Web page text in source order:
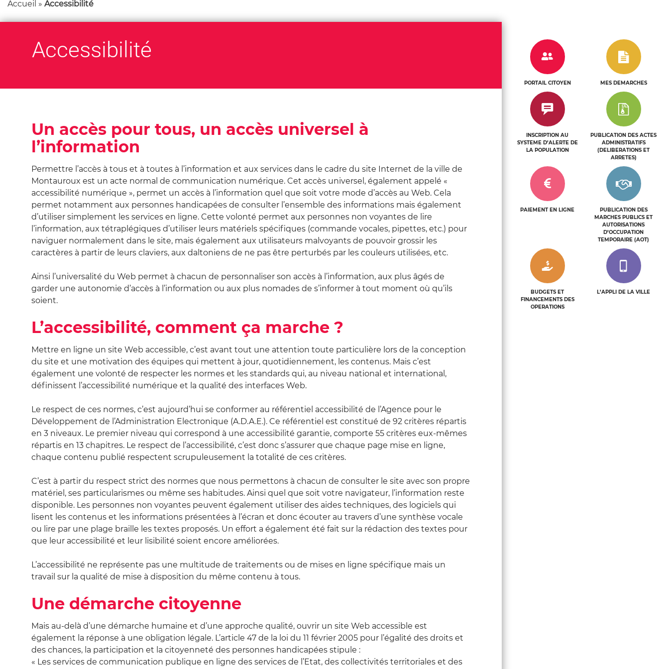
r
Accueil » Accessibilité
Accessibilité
Un accès pour tous, un accès universel à
l’information
Permettre l’accès à tous et à toutes à l’information et aux services dans le cadre du site Internet de la ville de
Montauroux est un acte normal de communication numérique. Cet accès universel, également appelé «
accessibilité numérique », permet un accès à l’information quel que soit votre mode d’accès au Web. Cela
permet notamment aux personnes handicapées de consulter l’ensemble des informations mais également
d’utiliser simplement les services en ligne. Cette volonté permet aux personnes non voyantes de lire
l’information, aux tétraplégiques d’utiliser leurs matériels spécifiques (commande vocales, pipettes, etc.) pour
naviguer normalement dans le site, mais également aux utilisateurs malvoyants de pouvoir grossir les
caractères à partir de leurs claviers, aux daltoniens de ne pas être perturbés par les couleurs utilisées, etc.
Ainsi l’universalité du Web permet à chacun de personnaliser son accès à l’information, aux plus âgés de
garder une autonomie d’accès à l’information ou aux plus nomades de s’informer à tout moment où qu’ils
soient.
L’accessibilité, comment ça marche ?
Mettre en ligne un site Web accessible, c’est avant tout une attention toute particulière lors de la conception
du site et une motivation des équipes qui mettent à jour, quotidiennement, les contenus. Mais c’est
également une volonté de respecter les normes et les standards qui, au niveau national et international,
définissent l’accessibilité numérique et la qualité des interfaces Web.
Le respect de ces normes, c’est aujourd’hui se conformer au référentiel accessibilité de l’Agence pour le
Développement de l’Administration Electronique (A.D.A.E.). Ce référentiel est constitué de 92 critères répartis
en 3 niveaux. Le premier niveau qui correspond à une accessibilité garantie, comporte 55 critères eux-mêmes
répartis en 13 chapitres. Le respect de l’accessibilité, c’est donc s’assurer que chaque page mise en ligne,
chaque contenu publié respectent scrupuleusement la totalité de ces critères.
C’est à partir du respect strict des normes que nous permettons à chacun de consulter le site avec son propre
matériel, ses particularismes ou même ses habitudes. Ainsi quel que soit votre navigateur, l’information reste
disponible. Les personnes non voyantes peuvent également utiliser des aides techniques, des logiciels qui
lisent les contenus et les informations présentées à l’écran et donc écouter au travers d’une synthèse vocale
ou lire par une plage braille les textes proposés. Un effort a également été fait sur la rédaction des textes pour
que leur accessibilité et leur lisibilité soient encore améliorées.
L’accessibilité ne représente pas une multitude de traitements ou de mises en ligne spécifique mais un
travail sur la qualité de mise à disposition du même contenu à tous.
Une démarche citoyenne
Mais au-delà d’une démarche humaine et d’une approche qualité, ouvrir un site Web accessible est
également la réponse à une obligation légale. L’article 47 de la loi du 11 février 2005 pour l’égalité des droits et
des chances, la participation et la citoyenneté des personnes handicapées stipule :
« Les services de communication publique en ligne des services de l’Etat, des collectivités territoriales et des
PORTAIL CITOYEN MES DEMARCHES
INSCRIPTION AU
SYSTEME D’ALERTE DE
LA POPULATION
PUBLICATION DES ACTES
ADMINISTRATIFS
(DELIBERATIONS ET
ARRETES)
PAIEMENT EN LIGNE
PUBLICATION DES
MARCHES PUBLICS ET
AUTORISATIONS
D’OCCUPATION
TEMPORAIRE (AOT)
BUDGETS ET
FINANCEMENTS DES
OPERATIONS
L’APPLI DE LA VILLE